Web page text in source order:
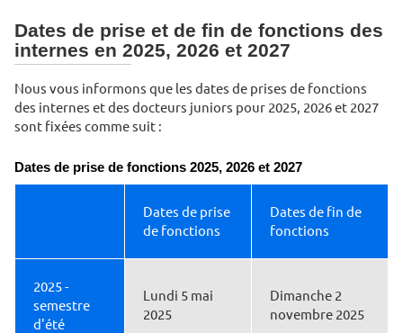
Dates de prise et de fin de fonctions des
internes en 2025, 2026 et 2027
Nous vous informons que les dates de prises de fonctions
des internes et des docteurs juniors pour 2025, 2026 et 2027
sont fixées comme suit :
Dates de prise de fonctions 2025, 2026 et 2027
Dates de prise
de fonctions
Dates de fin de
fonctions
2025 -
semestre
d'été
Lundi 5 mai
2025
Dimanche 2
novembre 2025